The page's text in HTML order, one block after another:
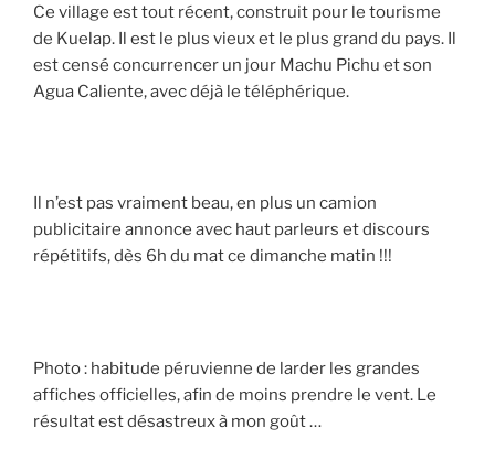
Ce village est tout récent, construit pour le tourisme
de Kuelap. Il est le plus vieux et le plus grand du pays. Il
est censé concurrencer un jour Machu Pichu et son
Agua Caliente, avec déjà le téléphérique.
Il n’est pas vraiment beau, en plus un camion
publicitaire annonce avec haut parleurs et discours
répétitifs, dès 6h du mat ce dimanche matin !!!
Photo : habitude péruvienne de larder les grandes
affiches officielles, afin de moins prendre le vent. Le
résultat est désastreux à mon goût …